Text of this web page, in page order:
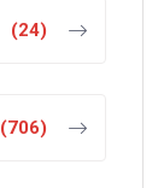
(24)
(706)